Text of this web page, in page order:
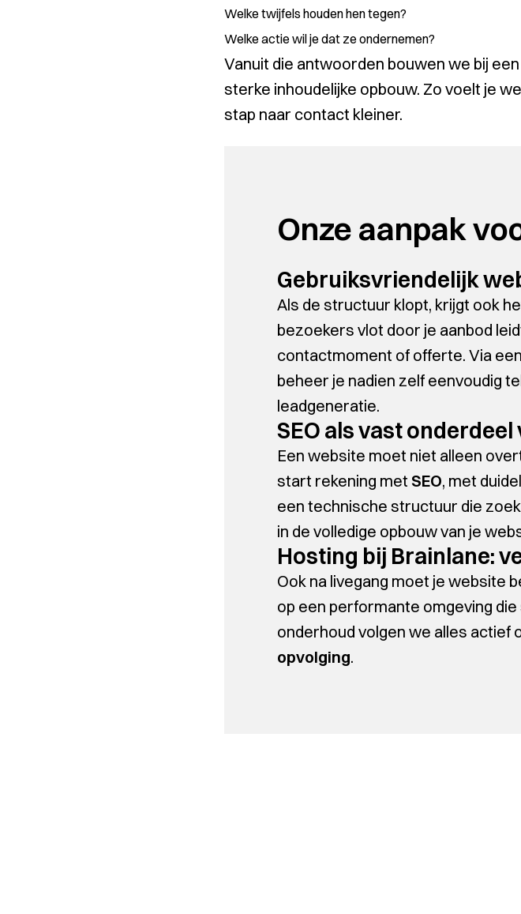
Welke twijfels houden hen tegen?
Welke actie wil je dat ze ondernemen?
Vanuit die antwoorden bouwen we bij
sterke inhoudelijke opbouw. Zo voelt je
stap naar contact kleiner.
Onze aanpak
Gebruiksvriendelijk
Als de structuur klopt, krijgt ook
bezoekers vlot door je aanbod
contactmoment of offerte. Via
beheer je nadien zelf eenvoudig
leadgeneratie.
SEO als vast
Een website moet niet alleen
start rekening met SEO, met
een technische structuur die
in de volledige opbouw van je
Hosting bij Brainlane:
Ook na livegang moet je website
op een performante omgeving
onderhoud volgen we alles actief
opvolging.